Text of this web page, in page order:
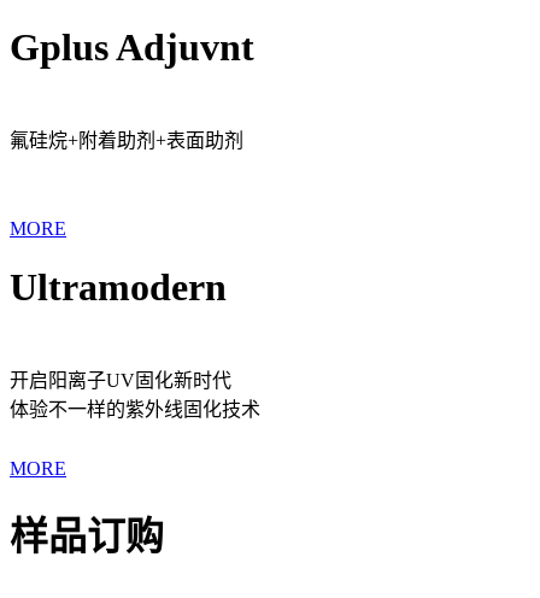
Gplus Adjuvnt
氟硅烷+附着助剂+表面助剂
MORE
Ultramodern
开启阳离子UV固化新时代
体验不一样的紫外线固化技术
MORE
样品订购